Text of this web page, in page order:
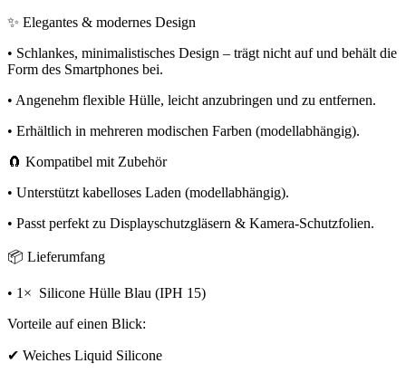
✨ Elegantes & modernes Design
• Schlankes, minimalistisches Design – trägt nicht auf und behält die
Form des Smartphones bei.
• Angenehm flexible Hülle, leicht anzubringen und zu entfernen.
• Erhältlich in mehreren modischen Farben (modellabhängig).
🧲 Kompatibel mit Zubehör
• Unterstützt kabelloses Laden (modellabhängig).
• Passt perfekt zu Displayschutzgläsern & Kamera-Schutzfolien.
📦 Lieferumfang
• 1× Silicone Hülle Blau (IPH 15)
Vorteile auf einen Blick:
✔ Weiches Liquid Silicone